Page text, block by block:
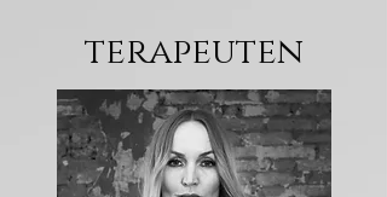
terapeuten